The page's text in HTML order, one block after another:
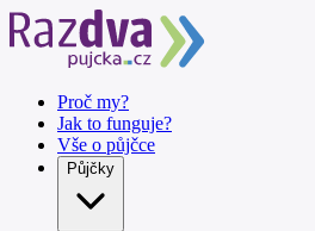
Proč my?
Jak to funguje?
Vše o půjčce
Půjčky